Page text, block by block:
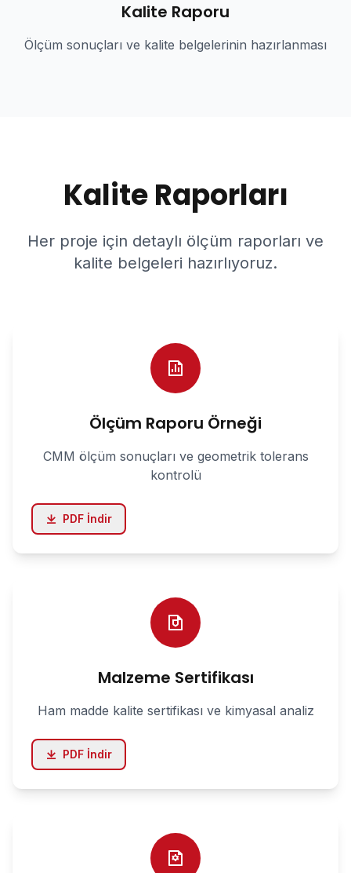
Kalite Raporu
Ölçüm sonuçları ve kalite belgelerinin hazırlanması
Kalite Raporları
Her proje için detaylı ölçüm raporları ve
kalite belgeleri hazırlıyoruz.
Ölçüm Raporu Örneği
CMM ölçüm sonuçları ve geometrik tolerans
kontrolü
PDF İndir
Malzeme Sertifikası
Ham madde kalite sertifikası ve kimyasal analiz
PDF İndir